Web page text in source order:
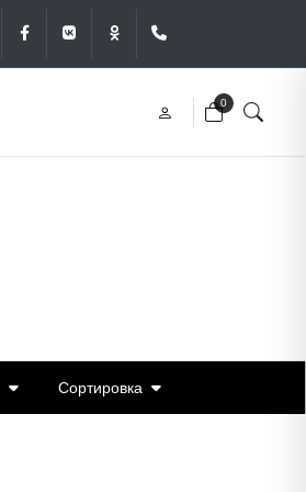
Tik-Tok Facebook
VK OK
0
Сортировка